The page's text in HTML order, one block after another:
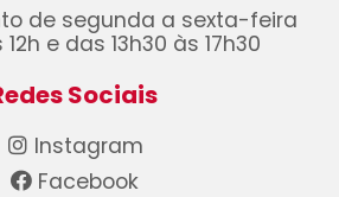
de segunda a sexta-feira
e das 13h30 às 17h30
Sociais
Instagram
Facebook